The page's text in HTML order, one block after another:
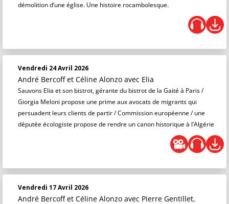
démolition d’une église. Une histoire rocambolesque.
Vendredi 24 Avril 2026
André Bercoff et Céline Alonzo avec Elia
Sauvons Elia et son bistrot, gérante du bistrot de la Gaité à Paris /
Giorgia Meloni propose une prime aux avocats de migrants qui
persuadent leurs clients de partir / Commission européenne / une
députée écologiste propose de rendre un canon historique à l’Algérie
Vendredi 17 Avril 2026
André Bercoff et Céline Alonzo avec Pierre Gentillet,